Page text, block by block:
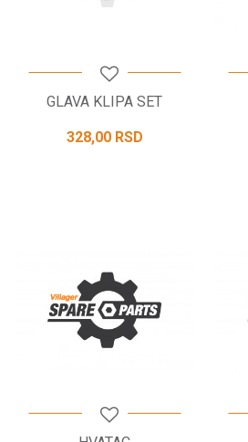
GLAVA KLIPA SET
328,00 RSD